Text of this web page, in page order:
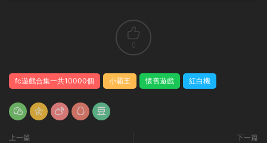
0
fc遊戲合集一共10000個 小霸王 懷舊遊戲 紅白機
上一篇 下一篇